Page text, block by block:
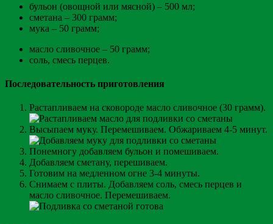
бульон (овощной или мясной) – 500 мл;
сметана – 300 грамм;
мука – 50 грамм;
масло сливочное – 50 грамм;
соль, смесь перцев.
Последовательность приготовления
Растапливаем на сковороде масло сливочное (30 грамм).
Высыпаем муку. Перемешиваем. Обжариваем 4-5 минут.
Понемногу добавляем бульон и помешиваем.
Добавляем сметану, перешиваем.
Готовим на медленном огне 3-4 минуты.
Снимаем с плиты. Добавляем соль, смесь перцев и
масло сливочное. Перемешиваем.